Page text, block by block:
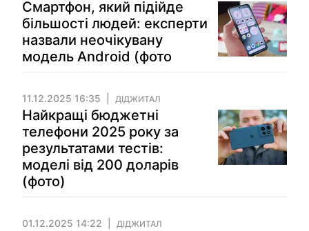
Смартфон, який підійде
більшості людей: експерти
назвали неочікувану
модель Android (фото
11.12.2025 16:35 ДІДЖИТАЛ
Найкращі бюджетні
телефони 2025 року за
результатами тестів:
моделі від 200 доларів
(фото)
01.12.2025 14:22 ДІДЖИТАЛ